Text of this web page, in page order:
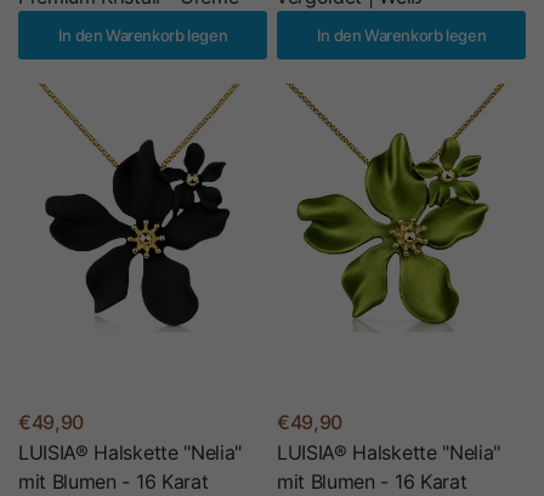
In den Warenkorb legen In den Warenkorb legen
€49,90
LUISIA® Halskette "Nelia"
mit Blumen - 16 Karat
€49,90
LUISIA® Halskette "Nelia"
mit Blumen - 16 Karat